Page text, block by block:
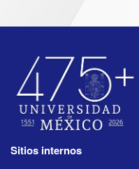
Sitios internos